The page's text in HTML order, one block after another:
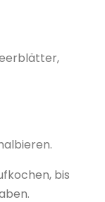
bis